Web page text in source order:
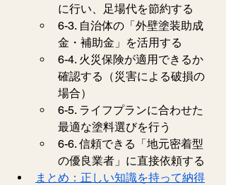
に行い、足場代を節約する
6-3. 自治体の「外壁塗装助成
金・補助金」を活用する
6-4. 火災保険が適用できるか
確認する（災害による破損の
場合）
6-5. ライフプランに合わせた
最適な塗料選びを行う
6-6. 信頼できる「地元密着型
の優良業者」に直接依頼する
まとめ：正しい知識を持って納得